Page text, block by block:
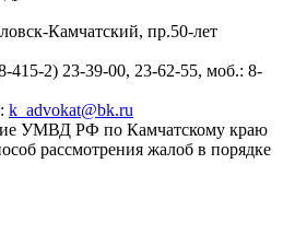
Камчатский, пр.50-лет
415-2) 23-39-00, 23-62-55, моб.: 8-
k_advokat@bk.ru